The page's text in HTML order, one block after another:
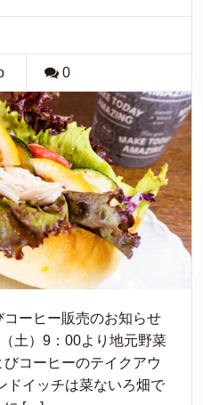
0
ーヒー販売のお知らせ
土）9：00より地元野菜
コーヒーのテイクアウ
ドイッチは菜ないろ畑で